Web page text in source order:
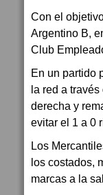
Con el
Argentino B,
Club
En un partido
la red a
derecha y
evitar el 1 a 0
Los
los costados,
marcas a la